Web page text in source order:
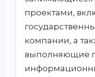
проектами,
компании, а
выполняющие